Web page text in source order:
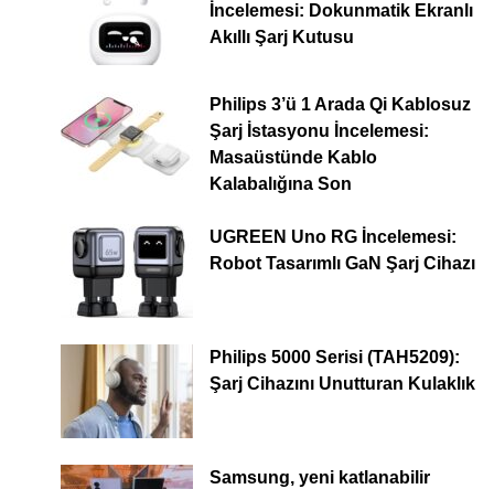
İncelemesi: Dokunmatik Ekranlı
Akıllı Şarj Kutusu
Philips 3’ü 1 Arada Qi Kablosuz
Şarj İstasyonu İncelemesi:
Masaüstünde Kablo
Kalabalığına Son
UGREEN Uno RG İncelemesi:
Robot Tasarımlı GaN Şarj Cihazı
Philips 5000 Serisi (TAH5209):
Şarj Cihazını Unutturan Kulaklık
Samsung, yeni katlanabilir